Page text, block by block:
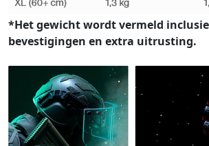
*Het gewicht wordt vermeld
bevestigingen en extra uitrusting.